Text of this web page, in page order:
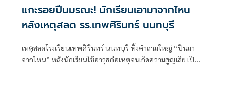
แกะรอยปืนมรณะ! นักเรียนเอามาจากไหน
หลังเหตุสลด รร.เทพศิรินทร์ นนทบุรี
เหตุสลดโรงเรียนเทพศิรินทร์ นนทบุรี ทิ้งคำถามใหญ่ “ปืนมา
จากไหน” หลังนักเรียนใช้อาวุธก่อเหตุจนเกิดความสูญเสีย เปิด